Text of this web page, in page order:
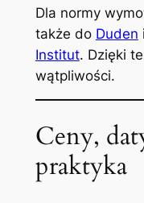
Dla normy
także do Duden
Institut. Dzięki
wątpliwości.
Ceny,
praktyka